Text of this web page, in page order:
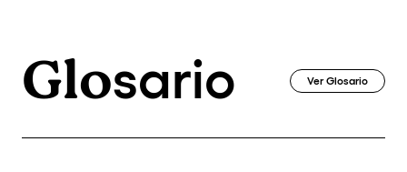
Glosario Ver Glosario